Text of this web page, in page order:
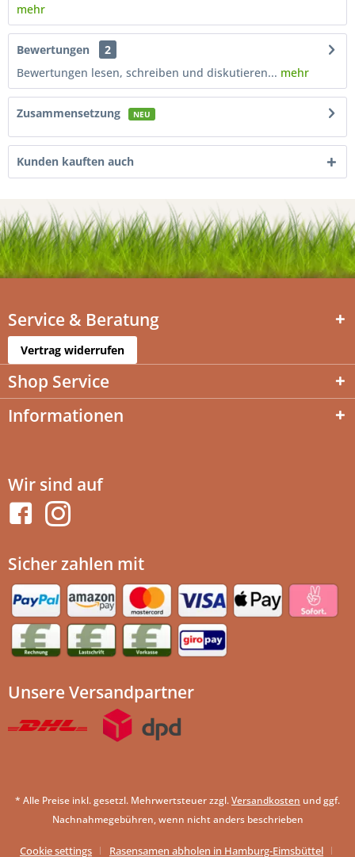
mehr
Bewertungen
2
Bewertungen lesen, schreiben und diskutieren... mehr
Zusammensetzung NEU
Kunden kauften auch
Service & Beratung
Vertrag widerrufen
Shop Service
Informationen
Wir sind auf
Sicher zahlen mit
Unsere Versandpartner
* Alle Preise inkl. gesetzl. Mehrwertsteuer zzgl.Versandkosten und ggf.
Nachnahmegebühren, wenn nicht anders beschrieben
Cookie settings Rasensamen abholen in Hamburg-Eimsbüttel